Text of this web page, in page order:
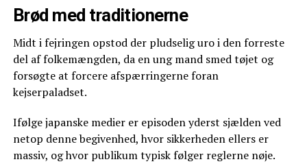
Brød med traditionerne
Midt i fejringen opstod der pludselig uro i den forreste
del af folkemængden, da en ung mand smed tøjet og
forsøgte at forcere afspærringerne foran
kejserpaladset.
Ifølge japanske medier er episoden yderst sjælden ved
netop denne begivenhed, hvor sikkerheden ellers er
massiv, og hvor publikum typisk følger reglerne nøje.